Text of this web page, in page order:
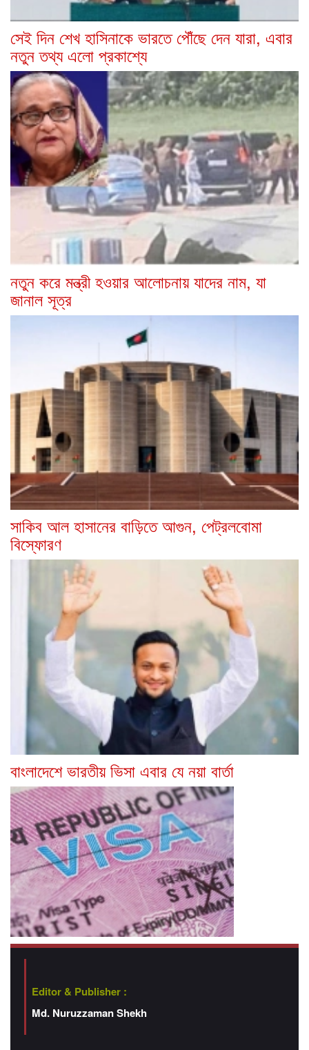
সেই দিন শেখ হাসিনাকে ভারতে পৌঁছে দেন যারা, এবার
নতুন তথ্য এলো প্রকাশ্যে
নতুন করে মন্ত্রী হওয়ার আলোচনায় যাদের নাম, যা
জানাল সূত্র
সাকিব আল হাসানের বাড়িতে আগুন, পেট্রলবোমা
বিস্ফোরণ
বাংলাদেশে ভারতীয় ভিসা এবার যে নয়া বার্তা
Editor & Publisher :
Md. Nuruzzaman Shekh